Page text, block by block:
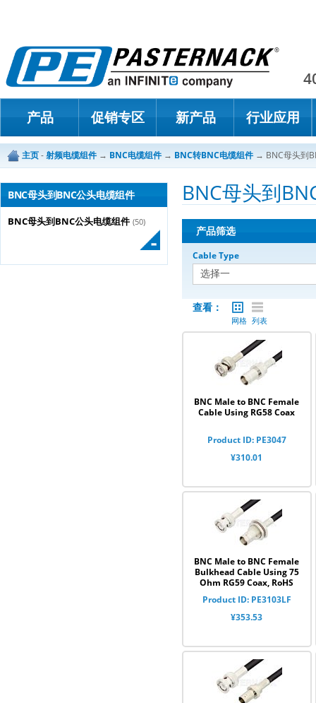
产品 促销专区 新产品 行业应用
主页-射频电缆组件→ BNC电缆组件→ BNC转BNC电缆组件→ BNC母头到
BNC母头到BNC公头电缆组件
BNC母头到BNC公头电缆组件 (50)
BNC母头到
产品筛选
Cable Type
查看：
网格 列表
BNC Male to BNC Female
Cable Using RG58 Coax
Product ID: PE3047
¥310.01
BNC Male to BNC Female
Bulkhead Cable Using 75
Ohm RG59 Coax, RoHS
Product ID: PE3103LF
¥353.53